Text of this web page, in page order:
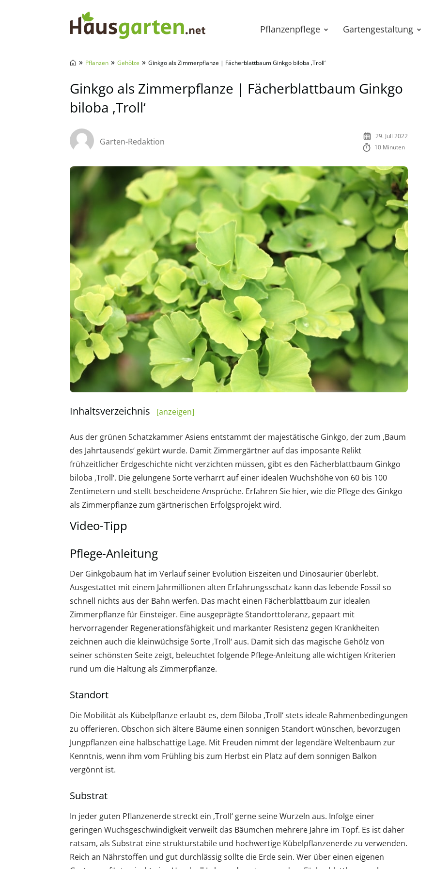
Pflanzenpflege Gartengestaltung
» Pflanzen » Gehölze » Ginkgo als Zimmerpflanze | Fächerblattbaum Ginkgo biloba ‚Troll‘
Ginkgo als Zimmerpflanze | Fächerblattbaum Ginkgo
biloba ‚Troll‘
Garten-Redaktion
29. Juli 2022
10 Minuten
Inhaltsverzeichnis [anzeigen]
Aus der grünen Schatzkammer Asiens entstammt der majestätische Ginkgo, der zum ‚Baum
des Jahrtausends‘ gekürt wurde. Damit Zimmergärtner auf das imposante Relikt
frühzeitlicher Erdgeschichte nicht verzichten müssen, gibt es den Fächerblattbaum Ginkgo
biloba ‚Troll‘. Die gelungene Sorte verharrt auf einer idealen Wuchshöhe von 60 bis 100
Zentimetern und stellt bescheidene Ansprüche. Erfahren Sie hier, wie die Pflege des Ginkgo
als Zimmerpflanze zum gärtnerischen Erfolgsprojekt wird.
Video-Tipp
Pflege-Anleitung
Der Ginkgobaum hat im Verlauf seiner Evolution Eiszeiten und Dinosaurier überlebt.
Ausgestattet mit einem Jahrmillionen alten Erfahrungsschatz kann das lebende Fossil so
schnell nichts aus der Bahn werfen. Das macht einen Fächerblattbaum zur idealen
Zimmerpflanze für Einsteiger. Eine ausgeprägte Standorttoleranz, gepaart mit
hervorragender Regenerationsfähigkeit und markanter Resistenz gegen Krankheiten
zeichnen auch die kleinwüchsige Sorte ‚Troll‘ aus. Damit sich das magische Gehölz von
seiner schönsten Seite zeigt, beleuchtet folgende Pflege-Anleitung alle wichtigen Kriterien
rund um die Haltung als Zimmerpflanze.
Standort
Die Mobilität als Kübelpflanze erlaubt es, dem Biloba ‚Troll‘ stets ideale Rahmenbedingungen
zu offerieren. Obschon sich ältere Bäume einen sonnigen Standort wünschen, bevorzugen
Jungpflanzen eine halbschattige Lage. Mit Freuden nimmt der legendäre Weltenbaum zur
Kenntnis, wenn ihm vom Frühling bis zum Herbst ein Platz auf dem sonnigen Balkon
vergönnt ist.
Substrat
In jeder guten Pflanzenerde streckt ein ‚Troll‘ gerne seine Wurzeln aus. Infolge einer
geringen Wuchsgeschwindigkeit verweilt das Bäumchen mehrere Jahre im Topf. Es ist daher
ratsam, als Substrat eine strukturstabile und hochwertige Kübelpflanzenerde zu verwenden.
Reich an Nährstoffen und gut durchlässig sollte die Erde sein. Wer über einen eigenen